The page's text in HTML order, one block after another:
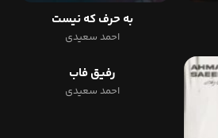
به حرف که نیست
احمد سعیدی
رفیق فاب
احمد سعیدی